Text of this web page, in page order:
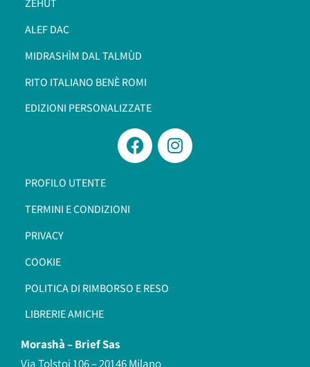
ZEHÙT
ALEF DAC
MIDRASHÌM DAL TALMÙD
RITO ITALIANO BENÈ ROMI​
EDIZIONI PERSONALIZZATE
PROFILO UTENTE
TERMINI E CONDIZIONI
PRIVACY
COOKIE
POLITICA DI RIMBORSO E RESO
LIBRERIE AMICHE
Morashà –Brief Sas
Via Tolstoi 106 – 20146 Milano